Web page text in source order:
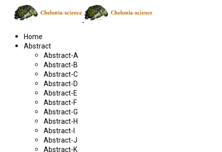
Home
Abstract
Abstract-A
Abstract-B
Abstract-C
Abstract-D
Abstract-E
Abstract-F
Abstract-G
Abstract-H
Abstract-I
Abstract-J
Abstract-K